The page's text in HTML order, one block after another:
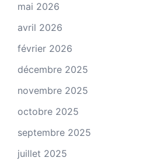
mai 2026
avril 2026
février 2026
décembre 2025
novembre 2025
octobre 2025
septembre 2025
juillet 2025